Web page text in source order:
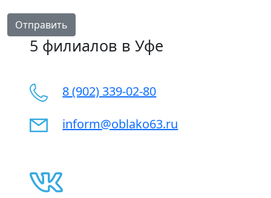
Отправить
5 филиалов в Уфе
8 (902) 339-02-80
inform@oblako63.ru